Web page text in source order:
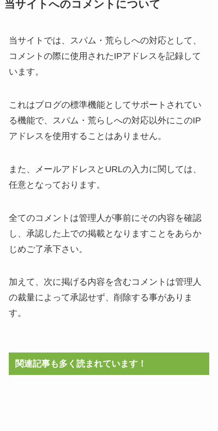
当サイトへのコメントについて
当サイトでは、スパム・荒らしへの対応として、
コメントの際に使用されたIPアドレスを記録して
います。
これはブログの標準機能としてサポートされてい
る機能で、スパム・荒らしへの対応以外にこのIP
アドレスを使用することはありません。
また、メールアドレスとURLの入力に関しては、
任意となっております。
全てのコメントは管理人が事前にその内容を確認
し、承認した上での掲載となりますことをあらか
じめご了承下さい。
加えて、次に掲げる内容を含むコメントは管理人
の裁量によって承認せず、削除する事がありま
す。
関連記事も多く読まれています！